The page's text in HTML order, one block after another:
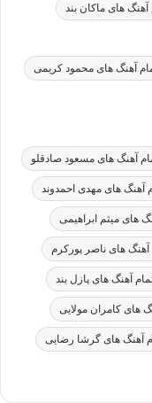
آهنگ های ماکان بند
آهنگ های محمود کریمی
آهنگ های مسعود صادقلو
آهنگ های مهدی احمدوند
های میثم ابراهیمی
آهنگ های ناصر پورکرم
تمام آهنگ های پازل بند
های کامران مولایی
آهنگ های گرشا رضایی